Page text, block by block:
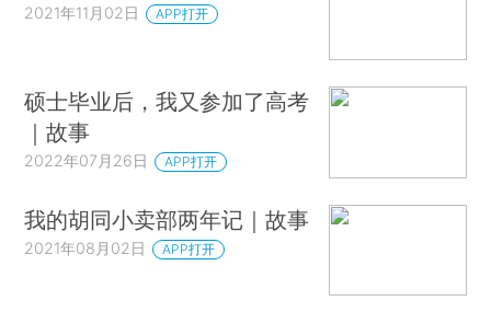
2021年11月02日 APP打开
硕士毕业后，我又参加了高考
｜故事
2022年07月26日 APP打开
我的胡同小卖部两年记｜故事
2021年08月02日 APP打开